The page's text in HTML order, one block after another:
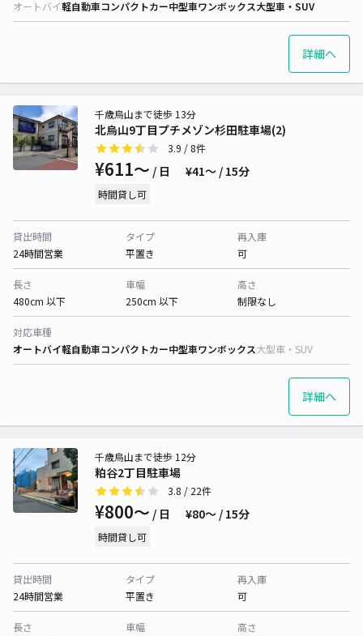
オートバイ軽自動車コンパクトカー中型車ワンボックス大型車・SUV
詳細へ
北烏山9丁目プチメゾン杉田駐車場(2)
千歳烏山まで徒歩 13分
3.9 / 8件
¥611〜 / 日 ¥41〜 / 15分
時間貸し可
貸出時間
24時間営業
タイプ
平置き
再入庫
可
長さ
480cm 以下
車幅
250cm 以下
高さ
制限なし
対応車種
オートバイ軽自動車コンパクトカー中型車ワンボックス大型車・SUV
詳細へ
粕谷2丁目駐車場
千歳烏山まで徒歩 12分
3.8 / 22件
¥800〜 / 日 ¥80〜 / 15分
時間貸し可
貸出時間
24時間営業
タイプ
平置き
再入庫
可
長さ
車幅
高さ